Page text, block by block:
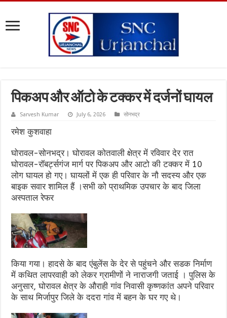
पिकअप और ऑटो के टक्कर में दर्जनों घायल
Sarvesh Kumar July 6, 2026 सोनभद्र
रमेश कुशवाहा
घोरावल-सोनभद्र। घोरावल कोतवाली क्षेत्र में रविवार देर रात
घोरावल-रॉबर्ट्सगंज मार्ग पर पिकअप और आटो की टक्कर में 10
लोग घायल हो गए। घायलों में एक ही परिवार के नौ सदस्य और एक
बाइक सवार शामिल हैं ।सभी को प्राथमिक उपचार के बाद जिला
अस्पताल रेफर
किया गया। हादसे के बाद एंबुलेंस के देर से पहुंचने और सडक निर्माण
में कथित लापरवाही को लेकर ग्रामीणों ने नाराजगी जताई । पुलिस के
अनुसार, घोरावल क्षेत्र के औराही गांव निवासी कृष्णकांत अपने परिवार
के साथ मिर्जापुर जिले के ददरा गांव में बहन के घर गए थे।